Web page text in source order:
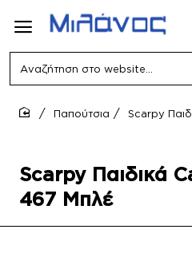
Αναζήτηση
website...
Scarpy Παιδικά
467 Μπλέ
Παπούτσια Scarpy